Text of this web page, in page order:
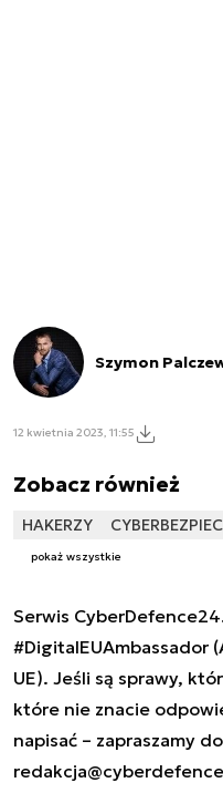
Szymon
12 kwietnia 2023, 11:55
Zobacz również
HAKERZY
pokaż wszystkie
Serwis
#DigitalEUAmbassador
UE). Jeśli są sprawy,
które nie znacie
napisać – zapraszamy